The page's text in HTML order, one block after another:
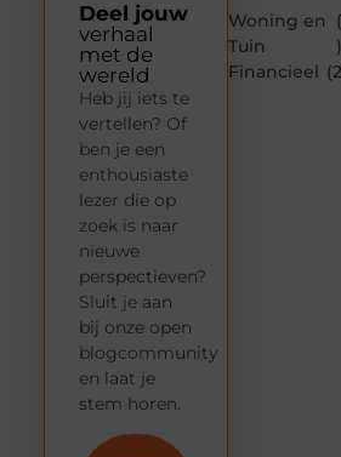
Woning en
Tuin
)
Financieel
Deel jouw
verhaal
met de
wereld
Heb jij iets te
vertellen? Of
ben je een
enthousiaste
lezer die op
zoek is naar
nieuwe
perspectieven?
Sluit je aan
bij onze open
blogcommunity
en laat je
stem horen.